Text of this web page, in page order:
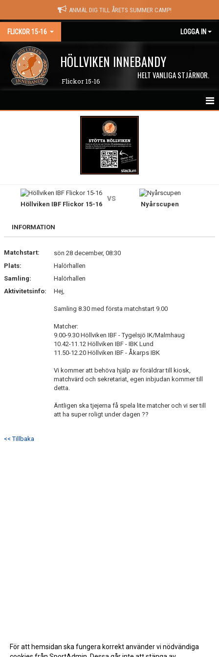
ANMÄL DIG TILL ÅRETS SUMMER CAMP!
FLICKOR 15-16 LOGGA IN
HÖLLVIKEN INNEBANDY
HELT VANLIGA STJÄRNOR.
Flickor 15-16
TRUPPEN
BILDGALLERI
KONTAKT
Höllviken IBF Flickor 15-16
vs
Nyårscupen
INFORMATION
Matchstart:
sön 28 december, 08:30
Plats:
Halörhallen
Samling:
Halörhallen
Aktivitetsinfo:
Hej,
Samling 8.30 med första matchstart 9.00
Matcher:
9.00-9.30 Höllviken IBF - Tygelsjö IK/Malmhaug
10.42-11.12 Höllviken IBF - IBK Lund
11.50-12.20 Höllviken IBF - Åkarps IBK
Vi kommer att behöva hjälp av föräldrar till kiosk,
matchvärd och sekretariat, egen inbjudan kommer till
detta.
Äntligen ska tjejerna få spela lite matcher och vi ser till
att ha super roligt under dagen ??
<< Tillbaka
För att hemsidan ska fungera korrekt använder vi nödvändiga